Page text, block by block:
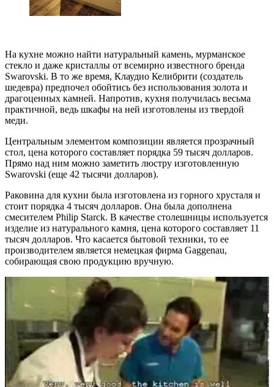
На кухне можно найти натуральный камень, мурманское
стекло и даже кристаллы от всемирно известного бренда
Swarovski. В то же время, Клаудио Келибрити (создатель
шедевра) предпочел обойтись без использования золота и
драгоценных камней. Напротив, кухня получилась весьма
практичной, ведь шкафы на ней изготовлены из твердой
меди.
Центральным элементом композиции является прозрачный
стол, цена которого составляет порядка 59 тысяч долларов.
Прямо над ним можно заметить люстру изготовленную
Swarovski (еще 42 тысячи долларов).
Раковина для кухни была изготовлена из горного хрусталя и
стоит порядка 4 тысяч долларов. Она была дополнена
смесителем Philip Starck. В качестве столешницы используется
изделие из натурального камня, цена которого составляет 11
тысяч долларов. Что касается бытовой техники, то ее
производителем является немецкая фирма Gaggenau,
собирающая свою продукцию вручную.